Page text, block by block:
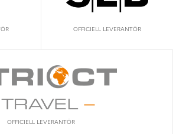
OFFICIELL LEVERANTÖR
OFFICIELL LEVERANTÖR